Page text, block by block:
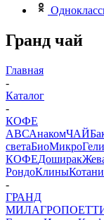
Гранд чай
Главная
-
Каталог
-
КОФЕ
АВСАнакомЧАЙ
светаБиоМикроГели
КОФЕДоширак
РондоКлины
-
ГРАНД
МИЛАГРО